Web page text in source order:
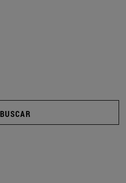
BUSCAR